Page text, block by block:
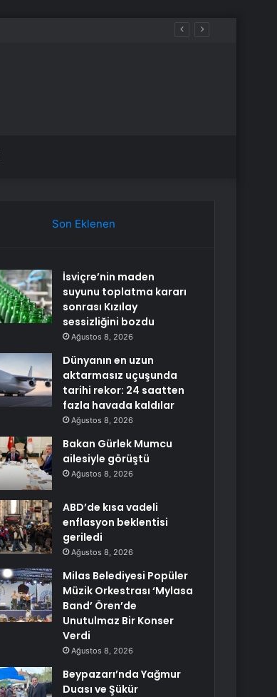
Son Eklenen
İsviçre’nin maden
suyunu toplatma kararı
sonrası Kızılay
sessizliğini bozdu
Ağustos 8, 2026
Dünyanın en uzun
aktarmasız uçuşunda
tarihi rekor: 24 saatten
fazla havada kaldılar
Ağustos 8, 2026
Bakan Gürlek Mumcu
ailesiyle görüştü
Ağustos 8, 2026
ABD’de kısa vadeli
enflasyon beklentisi
geriledi
Ağustos 8, 2026
Milas Belediyesi Popüler
Müzik Orkestrası ‘Mylasa
Band’ Ören’de
Unutulmaz Bir Konser
Verdi
Ağustos 8, 2026
Beypazarı’nda Yağmur
Duası ve Şükür